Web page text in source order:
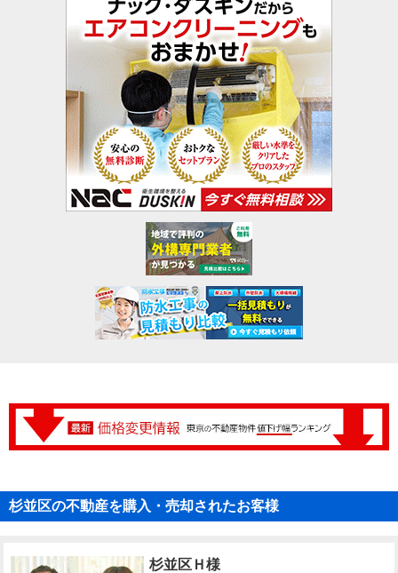
杉並区の不動産を購入・売却されたお客様
杉並区Ｈ様